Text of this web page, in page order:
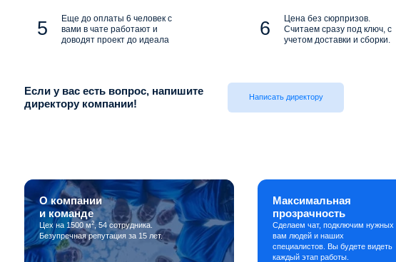
Еще до оплаты 6 человек с
вами в чате работают и
доводят проект до идеала
Цена без сюрпризов.
Считаем сразу под ключ, с
учетом доставки и сборки.
Если у вас есть вопрос, напишите
директору компании!
Написать директору
О компании
и команде
Цех на 1500 м2, 54 сотрудника.
Безупречная репутация за 15 лет.
Максимальная
прозрачность
Сделаем чат, подключим нужных
вам людей и наших
специалистов. Вы будете видеть
каждый этап работы.